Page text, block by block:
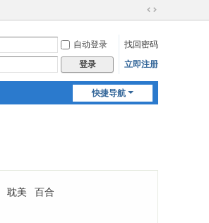
切
到
宽
自动登录
找回密码
登录 立即注册
快捷导航
耽美
百合